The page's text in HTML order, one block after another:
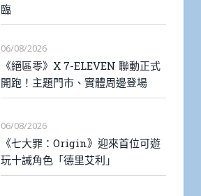
臨
06/08/2026
《絕區零》X 7-ELEVEN 聯動正式
開跑！主題門市、實體周邊登場
06/08/2026
《七大罪：Origin》迎來首位可遊
玩十誡角色「德里艾利」